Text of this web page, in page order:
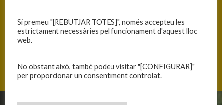
Si premeu "[REBUTJAR TOTES]", només accepteu les
estrictament necessàries pel funcionament d'aquest lloc
web.
No obstant això, també podeu visitar "[CONFIGURAR]"
per proporcionar un consentiment controlat.